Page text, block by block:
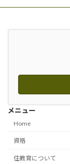
メニュー
Home
資格
住教育について